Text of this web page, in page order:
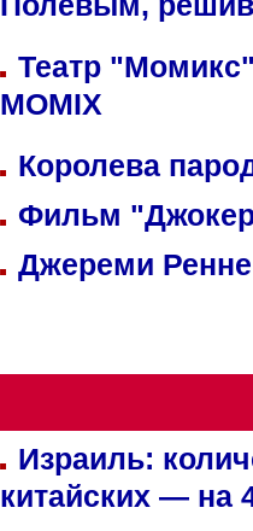
Полевым,
Театр
MOMIX
Королева
Фильм
Джереми
Израиль:
китайских — на